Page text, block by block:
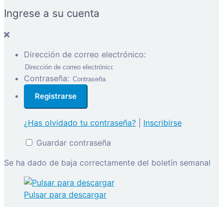
Ingrese a su cuenta
Dirección de correo electrónico:
Contraseña:
¿Has olvidado tu contraseña?
Inscribirse
Guardar contraseña
Se ha dado de baja correctamente del boletín semanal
Pulsar para descargar